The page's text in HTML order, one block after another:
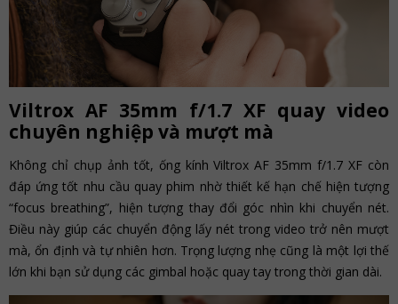
Viltrox AF 35mm f/1.7 XF quay video
chuyên nghiệp và mượt mà
Không chỉ chụp ảnh tốt, ống kính Viltrox AF 35mm f/1.7 XF còn
đáp ứng tốt nhu cầu quay phim nhờ thiết kế hạn chế hiện tượng
“focus breathing”, hiện tượng thay đổi góc nhìn khi chuyển nét.
Điều này giúp các chuyển động lấy nét trong video trở nên mượt
mà, ổn định và tự nhiên hơn. Trọng lượng nhẹ cũng là một lợi thế
lớn khi bạn sử dụng các gimbal hoặc quay tay trong thời gian dài.